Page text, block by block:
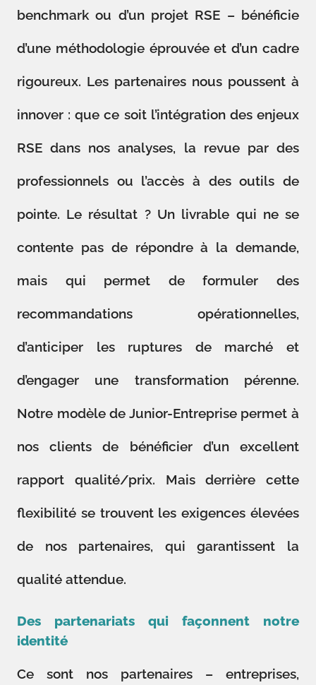
benchmark ou d’un projet RSE – bénéficie
d’une méthodologie éprouvée et d’un cadre
rigoureux. Les partenaires nous poussent à
innover : que ce soit l’intégration des enjeux
RSE dans nos analyses, la revue par des
professionnels ou l’accès à des outils de
pointe. Le résultat ? Un livrable qui ne se
contente pas de répondre à la demande,
mais qui permet de formuler des
recommandations opérationnelles,
d’anticiper les ruptures de marché et
d’engager une transformation pérenne.
Notre modèle de Junior-Entreprise permet à
nos clients de bénéficier d’un excellent
rapport qualité/prix. Mais derrière cette
flexibilité se trouvent les exigences élevées
de nos partenaires, qui garantissent la
qualité attendue.
Des partenariats qui façonnent notre
identité
Ce sont nos partenaires – entreprises,